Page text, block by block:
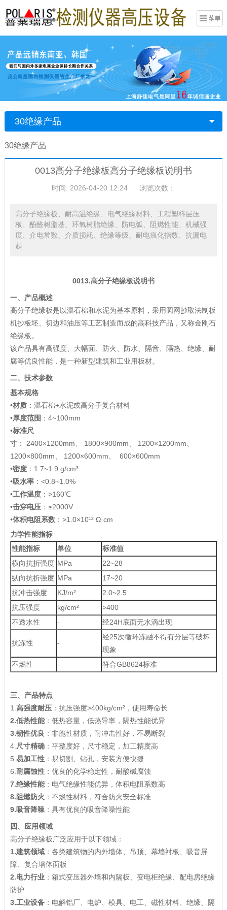
30绝缘产品
30绝缘产品
0013高分子绝缘板高分子绝缘板说明书
时间: 2026-04-20 12:24 浏览次数：
高分子绝缘板、耐高温绝缘、电气绝缘材料、工程塑料层压
板、酚醛树脂基、环氧树脂绝缘、防电弧、阻燃性能、机械强
度、介电常数、介质损耗、绝缘等级、耐电痕化指数、抗漏电
起
0013.高分子绝缘板说明书
一、产品概述
高分子绝缘板是以温石棉和水泥为基本原料，采用圆网抄取法制板
机抄板坯、切边和油压等工艺制造而成的高科技产品，又称金刚石
绝缘板。
该产品具有高强度、大幅面、防火、防水、隔音、隔热、绝缘、耐
腐等优良性能，是一种新型建筑和工业用板材。
二、技术参数
基本规格
•材质：温石棉+水泥或高分子复合材料
•厚度范围 ：4~100mm
•标准尺
寸： 2400×1200mm、 1800×900mm、 1200×1200mm、
1200×800mm、 1200×600mm、 600×600mm
•密度：1.7~1.9 g/cm³
•吸水率：<0.8~1.0%
•工作温度：>160℃
•击穿电压：≥2000V
•体积电阻系数：>1.0×10¹² Ω·cm
力学性能指标
性能指标
单位
标准值
横向抗折强度 MPa
22~28
纵向抗折强度 MPa
17~20
抗冲击强度
KJ/m²
2.0~2.5
抗压强度
kg/cm²
>400
不透水性
- 经24H底面无水滴出现
抗冻性 -
经25次循环冻融不得有分层等破坏
现象
不燃性
- 符合GB8624标准
三、产品特点
1. 高强度耐压：抗压强度>400kg/cm²，使用寿命长
2.低热性能：低热容量，低热导率，隔热性能优异
3.韧性优良 ：非脆性材质，耐冲击性好，不易断裂
4. 尺寸精确：平整度好，尺寸稳定，加工精度高
5. 易加工性：易切割、钻孔，安装方便快捷
6. 耐腐蚀性：优良的化学稳定性，耐酸碱腐蚀
7.绝缘性能：电气绝缘性能优异，体积电阻系数高
8.阻燃防火 ：不燃性材料，符合防火安全标准
9.吸音降噪：具有优良的吸音降噪性能
四、应用领域
高分子绝缘板广泛应用于以下领域：
1.建筑领域：各类建筑物的内外墙体、吊顶、幕墙衬板、吸音屏
障、复合墙体面板
2.电力行业：箱式变压器外墙和内隔板、变电柜绝缘、配电房绝缘
防护
3.工业设备：电解铝厂、电炉、模具、电工、磁性材料、绝缘、隔